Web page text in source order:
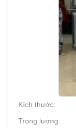
Kích thước:
Trọng lượng: